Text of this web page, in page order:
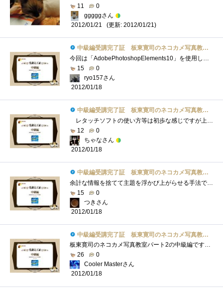
11
0
gggggさん
2012/01/21
(更新: 2012/01/21)
中級編受講完了証 板東寛司のネコカメ写真教室パート2
今回は「AdobePhotoshopElements10」を使用してのスライドショー作成が紹介されてます。一見簡単そうですが、モノトーン調の写真もただ色を失くせば�...
15
0
ryo157さん
2012/01/18
中級編受講完了証 板東寛司のネコカメ写真教室パート2
レタッチソフトの使い方等は初歩な感じですが上級になると凄い事になるのかなo(^o^)o猫がいっぱいで写真を見ながら読んでいくだけでもとても�...
12
0
ちゃなさん
2012/01/18
中級編受講完了証 板東寛司のネコカメ写真教室パート2
余計な情報を捨てて主題を浮かび上がらせる手法ですね。今回の教室では色を無くすことで猫を引き立ててます。いまいちなカラー画像もモノク�...
15
0
つきさん
2012/01/18
中級編受講完了証 板東寛司のネコカメ写真教室パート2
板東寛司のネコカメ写真教室パート2の中級編です！講座は以下の3点が主な内容。①あじ猫の撮り方②モノクロの写真の加工方法③スライドショー...
26
0
Cooler Masterさん
2012/01/18